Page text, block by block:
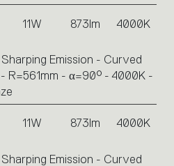
11W 873lm 4000K
Emission - Curved
R=561mm - α=90° - 4000K -
11W 873lm 4000K
Emission - Curved